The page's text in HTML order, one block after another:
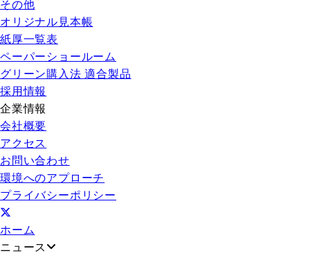
その他
オリジナル見本帳
紙厚一覧表
ペーパーショールーム
グリーン購入法 適合製品
採用情報
企業情報
会社概要
アクセス
お問い合わせ
環境へのアプローチ
プライバシーポリシー
ホーム
ニュース